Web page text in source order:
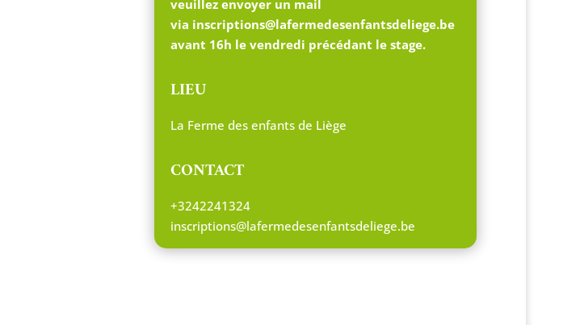
veuillez envoyer un mail
via inscriptions@lafermedesenfantsdeliege.be
avant 16h le vendredi précédant le stage.
LIEU
La Ferme des enfants de Liège
CONTACT
+3242241324
inscriptions@lafermedesenfantsdeliege.be